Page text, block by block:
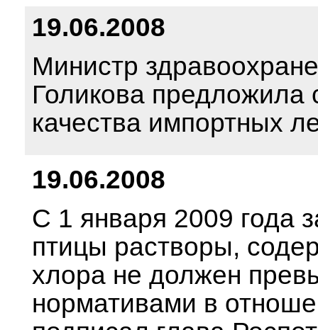
19.06.2008
Министр
Голикова предложила
качества импортных
19.06.2008
С 1 января 2009 года
птицы растворы,
хлора не должен
нормативами в